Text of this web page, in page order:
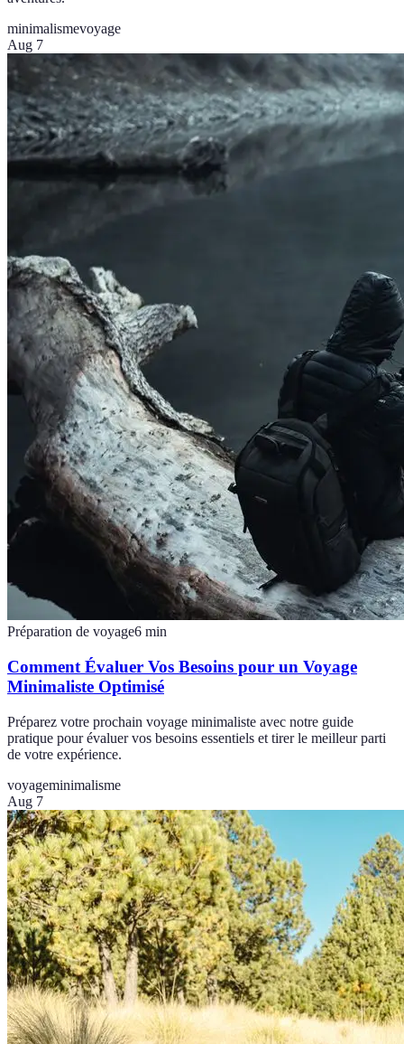
minimalismevoyage
Aug 7
Préparation de voyage6 min
Comment Évaluer Vos Besoins pour un Voyage
Minimaliste Optimisé
Préparez votre prochain voyage minimaliste avec notre guide
pratique pour évaluer vos besoins essentiels et tirer le meilleur parti
de votre expérience.
voyageminimalisme
Aug 7